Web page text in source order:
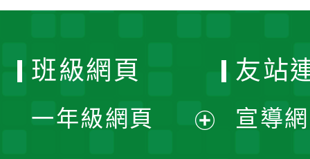
班級網頁
一年級網頁
友站
宣導